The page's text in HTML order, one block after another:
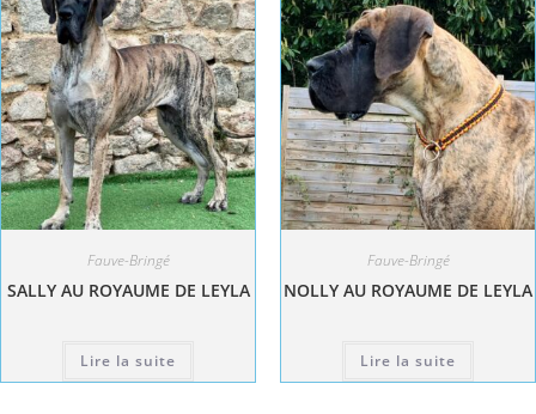
Fauve-Bringé
SALLY AU ROYAUME DE LEYLA
Lire la suite
Fauve-Bringé
NOLLY AU ROYAUME DE LEYLA
Lire la suite